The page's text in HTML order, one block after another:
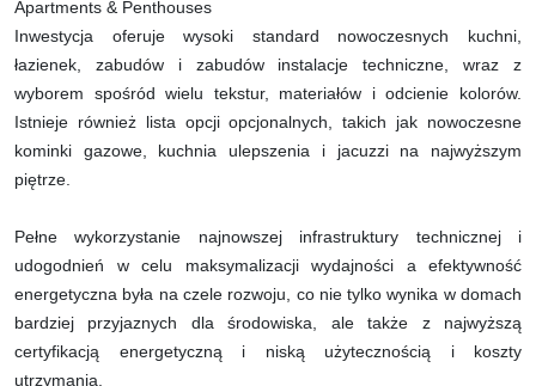
Apartments & Penthouses
Inwestycja oferuje wysoki standard nowoczesnych kuchni,
łazienek, zabudów i zabudów instalacje techniczne, wraz z
wyborem spośród wielu tekstur, materiałów i odcienie kolorów.
Istnieje również lista opcji opcjonalnych, takich jak nowoczesne
kominki gazowe, kuchnia ulepszenia i jacuzzi na najwyższym
piętrze.
Pełne wykorzystanie najnowszej infrastruktury technicznej i
udogodnień w celu maksymalizacji wydajności a efektywność
energetyczna była na czele rozwoju, co nie tylko wynika w domach
bardziej przyjaznych dla środowiska, ale także z najwyższą
certyfikacją energetyczną i niską użytecznością i koszty
utrzymania.